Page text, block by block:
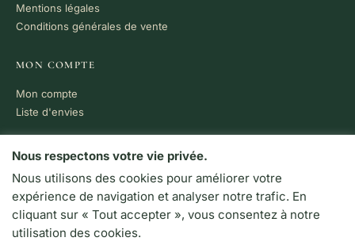
Mentions légales
Conditions générales de vente
MON COMPTE
Mon compte
Liste d'envies
PAIEMENT 100% SÉCURISÉ
VISA MC CB
LIVRAISON RAPIDE
Colissimo · Chronopost
Nous respectons votre vie privée.
Nous utilisons des cookies pour améliorer votre
expérience de navigation et analyser notre trafic. En
cliquant sur « Tout accepter », vous consentez à notre
utilisation des cookies.